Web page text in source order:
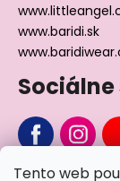
Tento web
www.baridi.sk